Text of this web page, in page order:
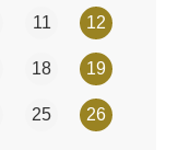
11 12
18 19
25 26